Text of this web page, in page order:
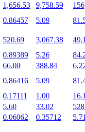
1,656.53 9,758.59
0.86457 5.09
520.69 3,067.38
0.89389 5.26
66.00 388.84
0.86416 5.09
0.17111 1.00
5.60 33.02
0.06062 0.35712